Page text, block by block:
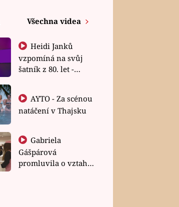
Všechna videa
Heidi Janků
vzpomíná na svůj
šatník z 80. let -
natáčení v Thajsku
Gabriela
Gášpárová
promluvila o vztahu